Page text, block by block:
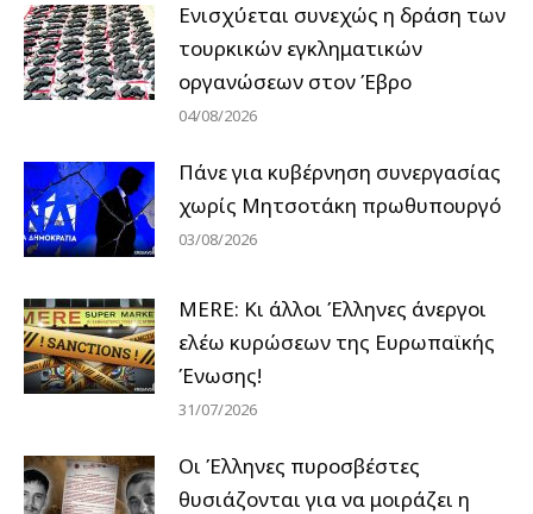
Ενισχύεται συνεχώς η δράση των
τουρκικών εγκληματικών
οργανώσεων στον Έβρο
04/08/2026
Πάνε για κυβέρνηση συνεργασίας
χωρίς Μητσοτάκη πρωθυπουργό
03/08/2026
MERE: Κι άλλοι Έλληνες άνεργοι
ελέω κυρώσεων της Ευρωπαϊκής
Ένωσης!
31/07/2026
Οι Έλληνες πυροσβέστες
θυσιάζονται για να μοιράζει η